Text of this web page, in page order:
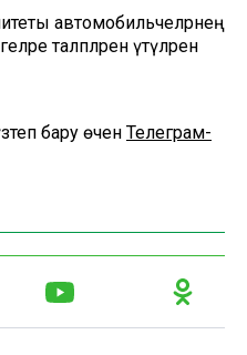
автомобильчеләрнең
таләпләрен үтәүләрен
бару өчен Телеграм-